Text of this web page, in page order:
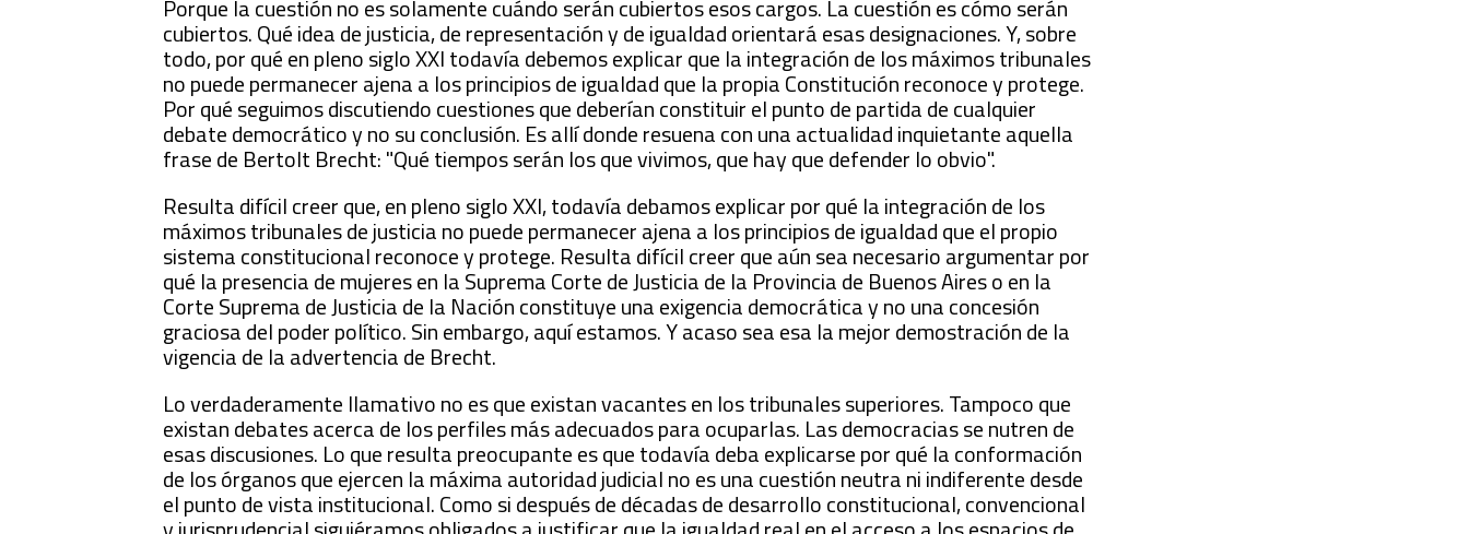
Porque la cuestión no es solamente cuándo serán cubiertos esos cargos. La cuestión es cómo serán
cubiertos. Qué idea de justicia, de representación y de igualdad orientará esas designaciones. Y, sobre
todo, por qué en pleno siglo XXI todavía debemos explicar que la integración de los máximos tribunales
no puede permanecer ajena a los principios de igualdad que la propia Constitución reconoce y protege.
Por qué seguimos discutiendo cuestiones que deberían constituir el punto de partida de cualquier
debate democrático y no su conclusión. Es allí donde resuena con una actualidad inquietante aquella
frase de Bertolt Brecht: "Qué tiempos serán los que vivimos, que hay que defender lo obvio".
Resulta difícil creer que, en pleno siglo XXI, todavía debamos explicar por qué la integración de los
máximos tribunales de justicia no puede permanecer ajena a los principios de igualdad que el propio
sistema constitucional reconoce y protege. Resulta difícil creer que aún sea necesario argumentar por
qué la presencia de mujeres en la Suprema Corte de Justicia de la Provincia de Buenos Aires o en la
Corte Suprema de Justicia de la Nación constituye una exigencia democrática y no una concesión
graciosa del poder político. Sin embargo, aquí estamos. Y acaso sea esa la mejor demostración de la
vigencia de la advertencia de Brecht.
Lo verdaderamente llamativo no es que existan vacantes en los tribunales superiores. Tampoco que
existan debates acerca de los perfiles más adecuados para ocuparlas. Las democracias se nutren de
esas discusiones. Lo que resulta preocupante es que todavía deba explicarse por qué la conformación
de los órganos que ejercen la máxima autoridad judicial no es una cuestión neutra ni indiferente desde
el punto de vista institucional. Como si después de décadas de desarrollo constitucional, convencional